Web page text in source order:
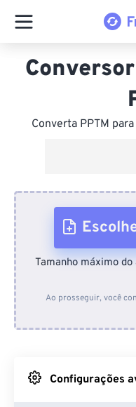
Converta PPTM
Do
Do
Tamanho máximo do
Ao prosseguir, você
Configurações